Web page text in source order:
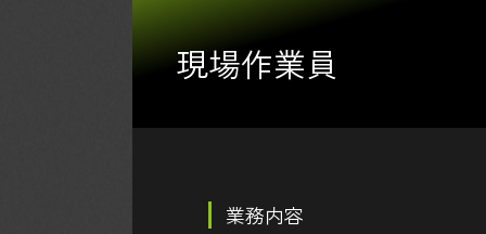
現場作業員
業務内容